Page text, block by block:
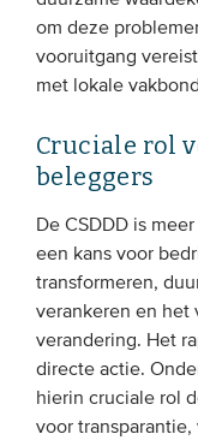
om deze
vooruitgang
met lokale
Cruciale rol
beleggers
De CSDDD is
een kans voor
transformeren,
verankeren en het
verandering. Het
directe actie.
hierin cruciale rol
voor